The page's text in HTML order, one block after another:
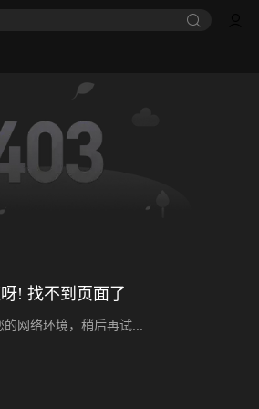
! 找不到页面了
的网络环境，稍后再试...